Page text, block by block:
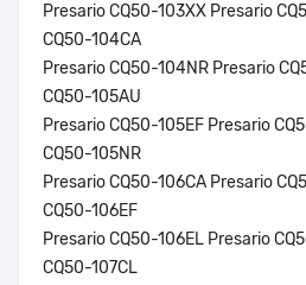
Presario CQ50-103XX Presario
CQ50-104CA
Presario CQ50-104NR Presario
CQ50-105AU
Presario CQ50-105EF Presario
CQ50-105NR
Presario CQ50-106CA Presario
CQ50-106EF
Presario CQ50-106EL Presario
CQ50-107CL